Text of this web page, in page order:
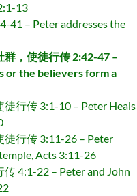
13
41 – Peter addresses the
，使徒行传 2:42-47 –
or the believers form a
行传 3:1-10 – Peter Heals
行传 3:11-26 – Peter
Acts 3:11-26
4:1-22 – Peter and John